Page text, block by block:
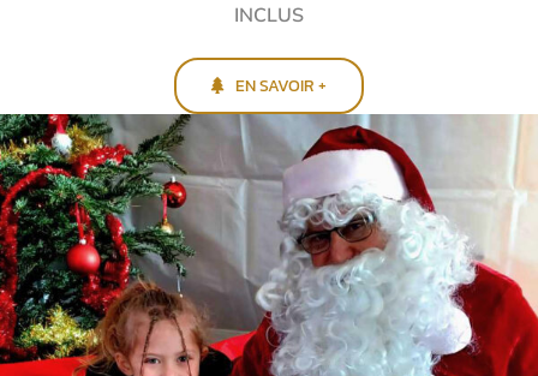
INCLUS
EN SAVOIR +